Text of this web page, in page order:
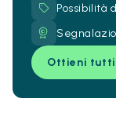
Possibilità
Ottieni